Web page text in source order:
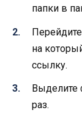
папки в
на
ссылку.
Выделите
раз.